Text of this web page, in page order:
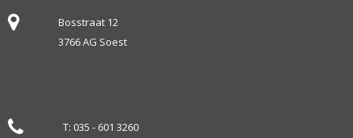
Bosstraat 12
3766 AG Soest
T: 035 - 601 3260